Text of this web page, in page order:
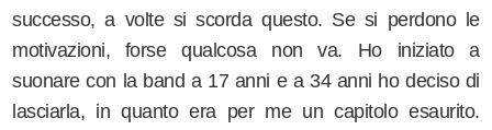
successo, a volte si scorda questo. Se si perdono le
motivazioni, forse qualcosa non va. Ho iniziato a
suonare con la band a 17 anni e a 34 anni ho deciso di
lasciarla, in quanto era per me un capitolo esaurito.